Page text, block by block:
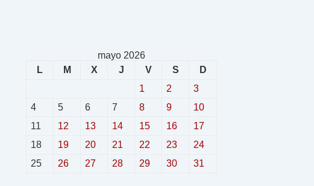
mayo 2026
L
M X J V S
D
1
2
3
4
5 6 7 8 9
10
11
12 13 14 15 16
17
18
19 20 21 22 23
24
25
26 27 28 29 30 31